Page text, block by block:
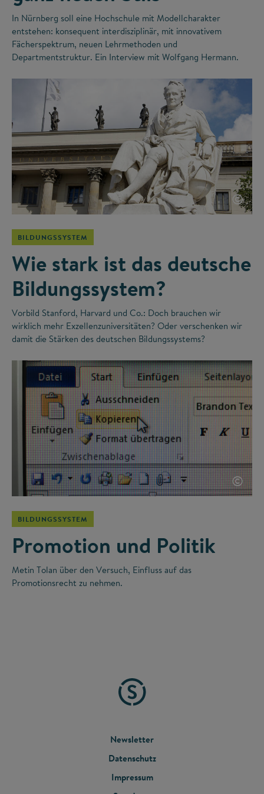
In Nürnberg soll eine Hochschule mit Modellcharakter
entstehen: konsequent interdisziplinär, mit innovativem
Fächerspektrum, neuen Lehrmethoden und
Departmentstruktur. Ein Interview mit Wolfgang Hermann.
©
BILDUNGSSYSTEM
Wie stark ist das deutsche
Bildungssystem?
Vorbild Stanford, Harvard und Co.: Doch brauchen wir
wirklich mehr Exzellenzuniversitäten? Oder verschenken wir
damit die Stärken des deutschen Bildungssystems?
©
BILDUNGSSYSTEM
Promotion und Politik
Metin Tolan über den Versuch, Einfluss auf das
Promotionsrecht zu nehmen.
FOOTER
MENU
Newsletter
Datenschutz
Impressum